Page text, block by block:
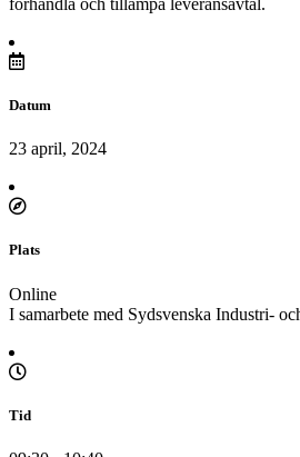
Datum
23 april, 2024
Plats
Online
I samarbete med Sydsvenska Industri-
Tid